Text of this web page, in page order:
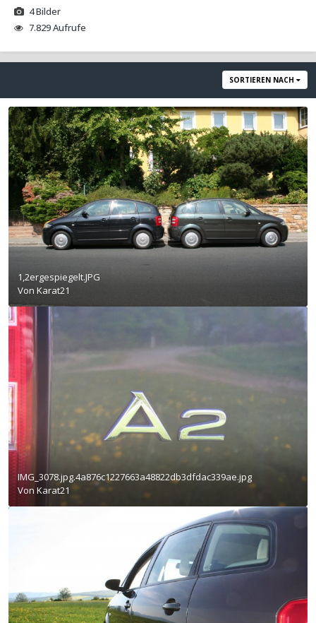
4 Bilder
7.829 Aufrufe
SORTIEREN NACH
1,2ergespiegelt.JPG
Von Karat21
IMG_3078.jpg.4a876c1227663a48822db3dfdac339ae.jpg
Von Karat21